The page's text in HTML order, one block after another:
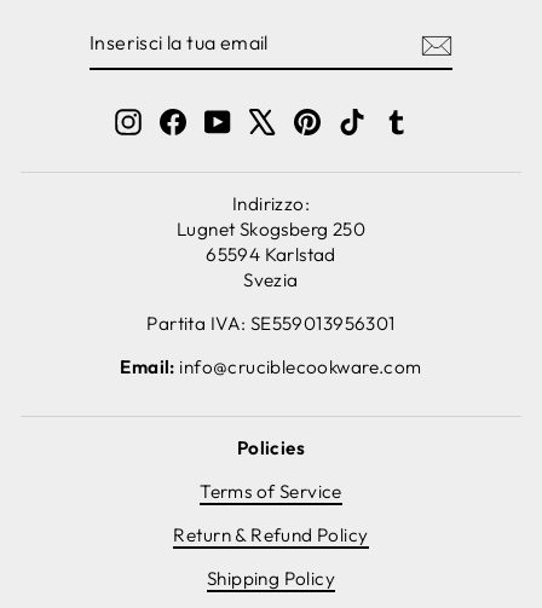
InstagramFacebook
YouTube Pinterest
TikTok
Indirizzo:
Lugnet Skogsberg 250
65594 Karlstad
Svezia
Partita IVA: SE559013956301
Email: info@cruciblecookware.com
Policies
Terms of Service
Return & Refund Policy
Shipping Policy